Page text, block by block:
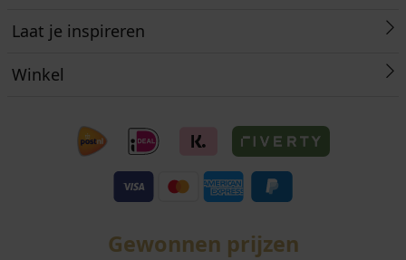
Laat je inspireren
Winkel
Gewonnen prijzen